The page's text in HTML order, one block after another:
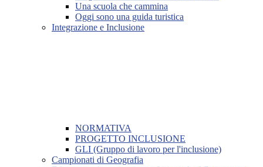
Una scuola che cammina
Oggi sono una guida turistica
Integrazione e Inclusione
NORMATIVA
PROGETTO INCLUSIONE
GLI (Gruppo di lavoro per l'inclusione)
Campionati di Geografia